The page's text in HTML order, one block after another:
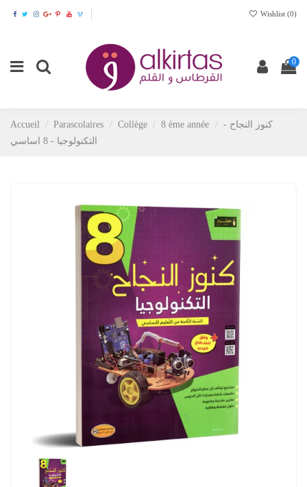
Wishlist (0)
0
Accueil Parascolaires Collège 8 ème année
كنوز النجاح -
التكنولوجيا - 8 اساسي